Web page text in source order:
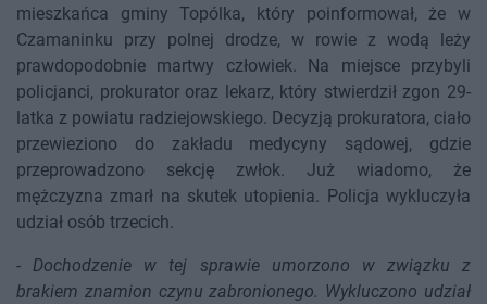
mieszkańca gminy Topólka, który poinformował, że w
Czamaninku przy polnej drodze, w rowie z wodą leży
prawdopodobnie martwy człowiek. Na miejsce przybyli
policjanci, prokurator oraz lekarz, który stwierdził zgon 29-
latka z powiatu radziejowskiego. Decyzją prokuratora, ciało
przewieziono do zakładu medycyny sądowej, gdzie
przeprowadzono sekcję zwłok. Już wiadomo, że
mężczyzna zmarł na skutek utopienia. Policja wykluczyła
udział osób trzecich.
-Dochodzenie w tej sprawie umorzono w związku z
brakiem znamion czynu zabronionego. Wykluczono udział